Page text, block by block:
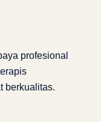
profesional
berkualitas.